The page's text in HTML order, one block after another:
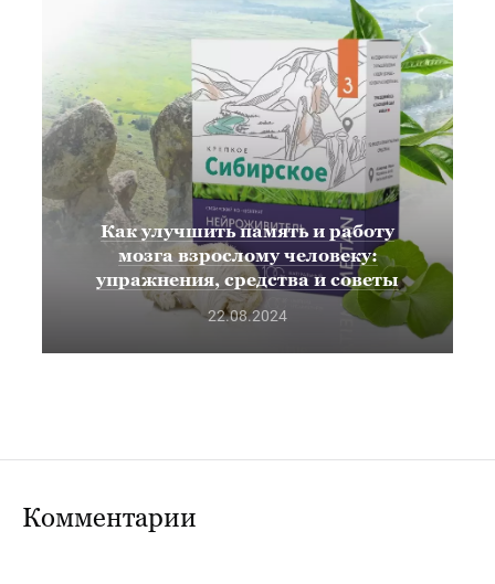
Как улучшить память и работу
мозга взрослому человеку:
упражнения, средства и советы
22.08.2024
Комментарии